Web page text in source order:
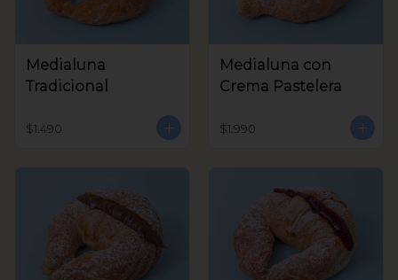
Medialuna
Tradicional
$1.490
Medialuna con
Crema Pastelera
$1.990